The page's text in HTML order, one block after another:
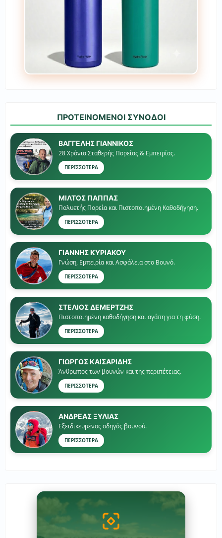
ΠΡΟΤΕΙΝΟΜΕΝΟΙ ΣΥΝΟΔΟΙ
ΒΑΓΓΕΛΗΣ ΓΙΑΝΝΙΚΟΣ
28 Χρόνια Σταθερής Πορείας & Εμπειρίας.
ΠΕΡΙΣΣΟΤΕΡΑ
ΜΙΛΤΟΣ ΠΑΠΠΑΣ
Πολυετής Πορεία και Πιστοποιημένη Καθοδήγηση.
ΠΕΡΙΣΣΟΤΕΡΑ
ΓΙΑΝΝΗΣ ΚΥΡΙΑΚΟΥ
Γνώση, Εμπειρία και Ασφάλεια στο Βουνό.
ΠΕΡΙΣΣΟΤΕΡΑ
ΣΤΕΛΙΟΣ ΔΕΜΕΡΤΖΗΣ
Πιστοποιημένη καθοδήγηση και αγάπη για τη φύση.
ΠΕΡΙΣΣΟΤΕΡΑ
ΓΙΏΡΓΟΣ ΚΑΙΣΑΡΙΔΗΣ
Άνθρωπος των βουνών και της περιπέτειας.
ΠΕΡΙΣΣΟΤΕΡΑ
ΑΝΔΡΕΑΣ ΞΥΛΙΑΣ
Εξειδικευμένος οδηγός βουνού.
ΠΕΡΙΣΣΟΤΕΡΑ